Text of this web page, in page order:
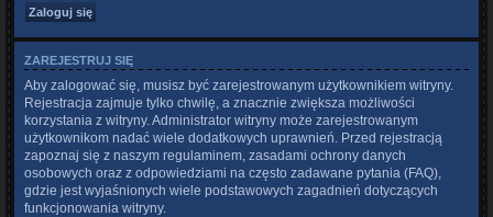
ZAREJESTRUJ SIĘ
Aby zalogować się, musisz być zarejestrowanym użytkownikiem witryny.
Rejestracja zajmuje tylko chwilę, a znacznie zwiększa możliwości
korzystania z witryny. Administrator witryny może zarejestrowanym
użytkownikom nadać wiele dodatkowych uprawnień. Przed rejestracją
zapoznaj się z naszym regulaminem, zasadami ochrony danych
osobowych oraz z odpowiedziami na często zadawane pytania (FAQ),
gdzie jest wyjaśnionych wiele podstawowych zagadnień dotyczących
funkcjonowania witryny.